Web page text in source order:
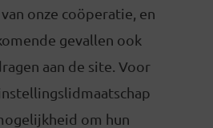
onze coöperatie, en
gevallen ook
aan de site. Voor
om hun